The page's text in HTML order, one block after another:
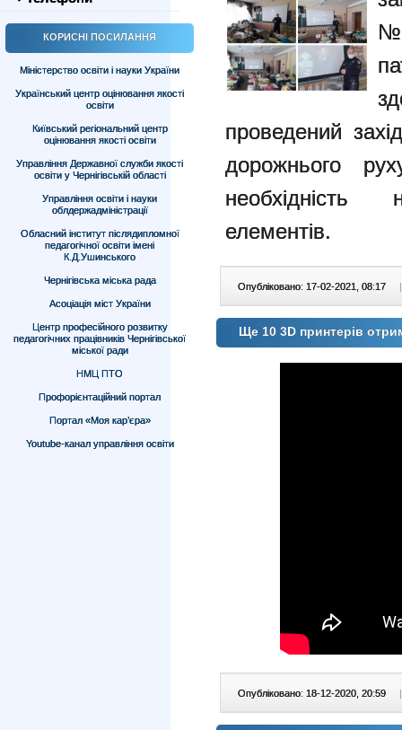
КОРИСНІ ПОСИЛАННЯ
Міністерство освіти і науки України
Український центр оцінювання якості
освіти
Київський регіональний центр
оцінювання якості освіти
Управління Державної служби якості
освіти у Чернігівській області
Управління освіти і науки
облдержадміністрації
Обласний інститут післядипломної
педагогічної освіти імені
К.Д.Ушинського
Чернігівська міська рада
Асоціація міст України
Центр професійного розвитку
педагогічних працівників Чернігівської
міської ради
НМЦ ПТО
Профорієнтаційний портал
Портал «Моя кар’єра»
Youtube-канал управління освіти
проведений
дорожнього
необхідність
елементів.
Опубліковано: 17-02-2021, 08:17 |
Ще 10 3D принтерів
Опубліковано: 18-12-2020, 20:59 |